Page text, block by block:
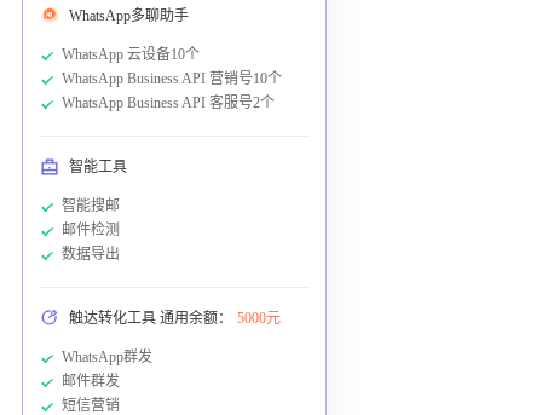
WhatsApp多聊助手
WhatsApp 云设备10个
WhatsApp Business API 营销号10个
WhatsApp Business API 客服号2个
智能工具
智能搜邮
邮件检测
数据导出
触达转化工具 通用余额： 5000元
WhatsApp群发
邮件群发
短信营销